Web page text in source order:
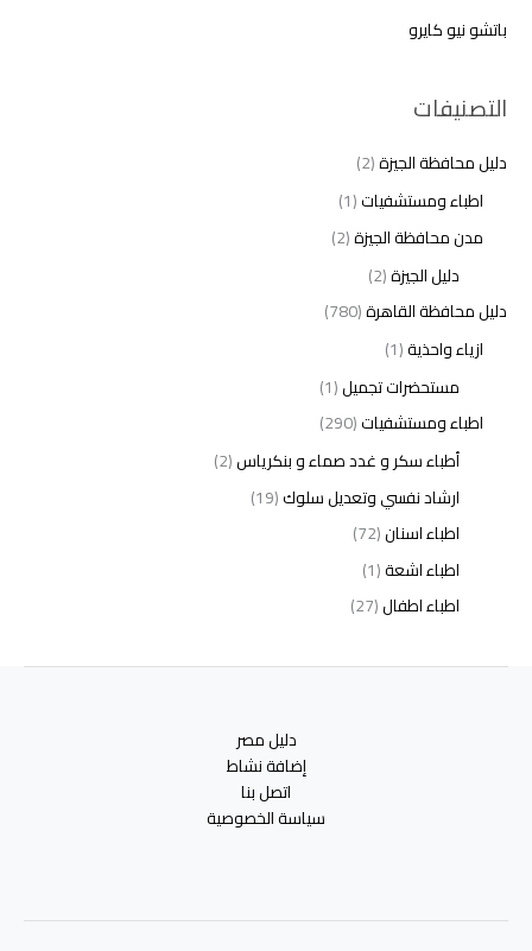
باتشو نيو كايرو
التصنيفات
دليل محافظة الجيزة(2)
اطباء ومستشفيات(1)
مدن محافظة الجيزة(2)
دليل الجيزة(2)
دليل محافظة القاهرة(780)
ازياء واحذية(1)
مستحضرات تجميل(1)
اطباء ومستشفيات(290)
أطباء سكر و غدد صماء و بنكرياس(2)
ارشاد نفسي وتعديل سلوك(19)
اطباء اسنان(72)
اطباء اشعة(1)
اطباء اطفال(27)
اطباء امراض الذكورة(1)
اطباء انف واذن وحنجرة(4)
دليل مصر
إضافة نشاط
اتصل بنا
سياسة الخصوصية